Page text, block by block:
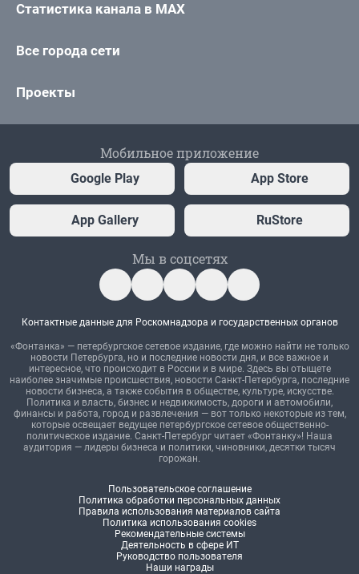
Статистика канала в MAX
Все города сети
Проекты
Мобильное приложение
Google Play App Store
App Gallery RuStore
Мы в соцсетях
Контактные данные для Роскомнадзора и государственных органов
«Фонтанка» — петербургское сетевое издание, где можно найти не только
новости Петербурга, но и последние новости дня, и все важное и
интересное, что происходит в России и в мире. Здесь вы отыщете
наиболее значимые происшествия, новости Санкт-Петербурга, последние
новости бизнеса, а также события в обществе, культуре, искусстве.
Политика и власть, бизнес и недвижимость, дороги и автомобили,
финансы и работа, город и развлечения — вот только некоторые из тем,
которые освещает ведущее петербургское сетевое общественно-
политическое издание. Санкт-Петербург читает «Фонтанку»! Наша
аудитория — лидеры бизнеса и политики, чиновники, десятки тысяч
горожан.
Пользовательское соглашение
Политика обработки персональных данных
Правила использования материалов сайта
Политика использования cookies
Рекомендательные системы
Деятельность в сфере ИТ
Руководство пользователя
Наши награды